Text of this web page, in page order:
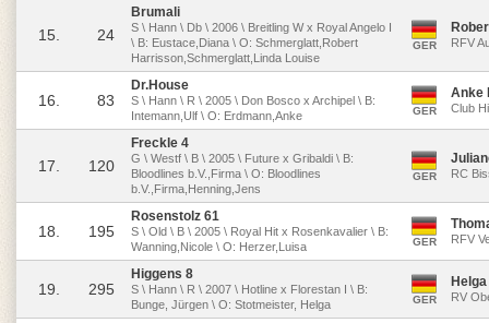
15. 24
Brumali
S \ Hann \ Db \ 2006 \ Breitling W x Royal Angelo I
\ B: Eustace,Diana \ O: Schmerglatt,Robert
Harrisson,Schmerglatt,Linda Louise
GER RFV
16. 83
Dr.House
S \ Hann \ R \ 2005 \ Don Bosco x Archipel \ B:
Intemann,Ulf \ O: Erdmann,Anke
GER
Anke
Club
17. 120
Freckle 4
G \ Westf \ B \ 2005 \ Future x Gribaldi \ B:
Bloodlines b.V.,Firma \ O: Bloodlines
b.V.,Firma,Henning,Jens
GER RC
18. 195
Rosenstolz 61
S \ Old \ B \ 2005 \ Royal Hit x Rosenkavalier \ B:
Wanning,Nicole \ O: Herzer,Luisa
GER RFV
19. 295
Higgens 8
S \ Hann \ R \ 2007 \ Hotline x Florestan I \ B:
Bunge, Jürgen \ O: Stotmeister, Helga
GER RV